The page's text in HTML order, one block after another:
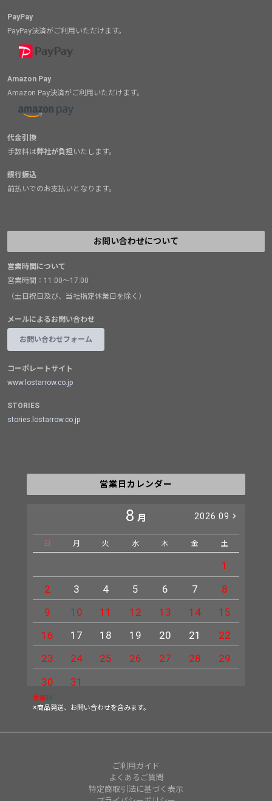
PayPay
PayPay決済がご利用いただけます。
Amazon Pay
Amazon Pay決済がご利用いただけます。
代金引換
手数料は弊社が負担いたします。
銀行振込
前払いでのお支払いとなります。
お問い合わせについて
営業時間について
営業時間：11:00～17:00
（土日祝日及び、当社指定休業日を除く）
メールによるお問い合わせ
お問い合わせフォーム
コーポレートサイト
www.lostarrow.co.jp
STORIES
stories.lostarrow.co.jp
営業日カレンダー
8 月 2026.09
日 月 火 水 木 金 土
1
2
3 4 5 6 7
8
9
10 11 12 13 14
15
16
17 18 19 20 21
22
23
24 25 26 27 28
29
30
31
休業日
※商品発送、お問い合わせを含みます。
ご利用ガイド
よくあるご質問
特定商取引法に基づく表示